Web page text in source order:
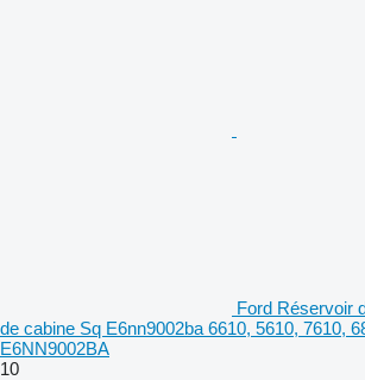
Ford Réservoir
de cabine Sq E6nn9002ba 6610, 5610, 7610,
E6NN9002BA
10